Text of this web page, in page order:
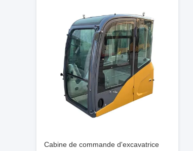
Cabine de commande d'excavatrice